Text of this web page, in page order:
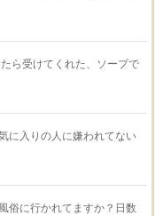
ら受けてくれた、ソープで
に入りの人に嫌われてない
俗に行かれてますか？日数